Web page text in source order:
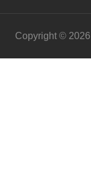
Copyright ©